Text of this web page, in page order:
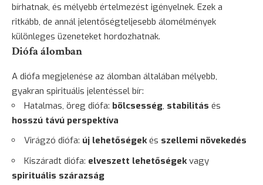
bírhatnak, és mélyebb értelmezést igényelnek. Ezek a
ritkább, de annál jelentőségteljesebb álomélmények
különleges üzeneteket hordozhatnak.
Diófa álomban
A diófa megjelenése az álomban általában mélyebb,
gyakran spirituális jelentéssel bír:
Hatalmas, öreg diófa: bölcsesség, stabilitás és
hosszú távú perspektíva
Virágzó diófa: új lehetőségekés szellemi növekedés
Kiszáradt diófa: elveszett lehetőségekvagy
spirituális szárazság